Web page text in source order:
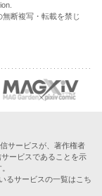
断複写・転載を禁じ
サービスが、著作権者
ービスであることを示
るサービスの一覧はこち